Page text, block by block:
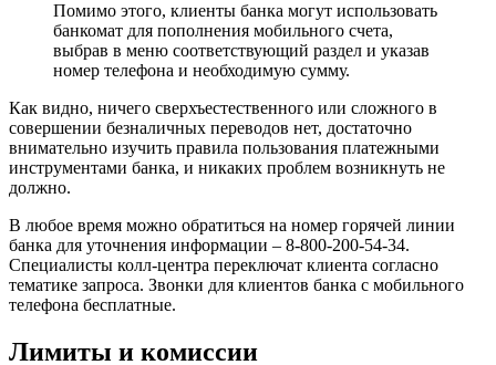
Помимо этого, клиенты банка могут использовать
банкомат для пополнения мобильного счета,
выбрав в меню соответствующий раздел и указав
номер телефона и необходимую сумму.
Как видно, ничего сверхъестественного или сложного в
совершении безналичных переводов нет, достаточно
внимательно изучить правила пользования платежными
инструментами банка, и никаких проблем возникнуть не
должно.
В любое время можно обратиться на номер горячей линии
банка для уточнения информации – 8-800-200-54-34.
Специалисты колл-центра переключат клиента согласно
тематике запроса. Звонки для клиентов банка с мобильного
телефона бесплатные.
Лимиты и комиссии